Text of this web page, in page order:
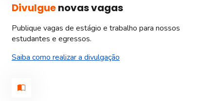
Divulguenovas vagas
Publique vagas de estágio e trabalho para nossos
estudantes e egressos.
Saiba como realizar a divulgação